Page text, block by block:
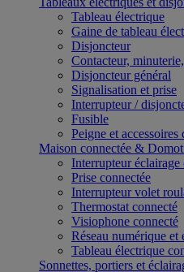
Tableau électrique
Gaine de tableau
Disjoncteur
Contacteur,
Disjoncteur général
Signalisation et prise
Interrupteur /
Fusible
Peigne et accessoires
Maison connectée &
Interrupteur éclairage
Prise connectée
Interrupteur volet
Thermostat connecté
Visiophone connecté
Réseau numérique
Tableau électrique
Sonnettes, portiers et